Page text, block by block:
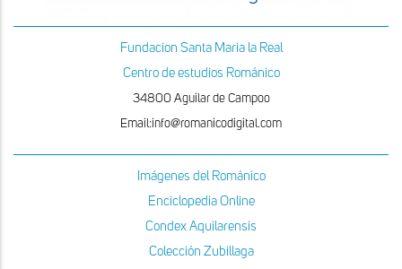
Fundacion Santa Maria la Real
Centro de estudios Románico
34800 Aguilar de Campoo
Email:info@romanicodigital.com
Imágenes del Románico
Enciclopedia Online
Condex Aquilarensis
Colección Zubillaga